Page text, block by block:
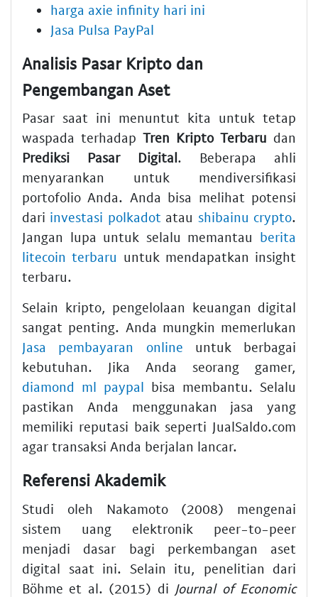
harga axie infinity hari ini
Jasa Pulsa PayPal
Analisis Pasar Kripto dan
Pengembangan Aset
Pasar saat ini menuntut kita untuk tetap
waspada terhadap Tren Kripto Terbaru dan
Prediksi Pasar Digital. Beberapa ahli
menyarankan untuk mendiversifikasi
portofolio Anda. Anda bisa melihat potensi
dari investasi polkadot atau shibainu crypto.
Jangan lupa untuk selalu memantau berita
litecoin terbaru untuk mendapatkan insight
terbaru.
Selain kripto, pengelolaan keuangan digital
sangat penting. Anda mungkin memerlukan
Jasa pembayaran online untuk berbagai
kebutuhan. Jika Anda seorang gamer,
diamond ml paypal bisa membantu. Selalu
pastikan Anda menggunakan jasa yang
memiliki reputasi baik seperti JualSaldo.com
agar transaksi Anda berjalan lancar.
Referensi Akademik
Studi oleh Nakamoto (2008) mengenai
sistem uang elektronik peer-to-peer
menjadi dasar bagi perkembangan aset
digital saat ini. Selain itu, penelitian dari
Böhme et al. (2015) di Journal of Economic